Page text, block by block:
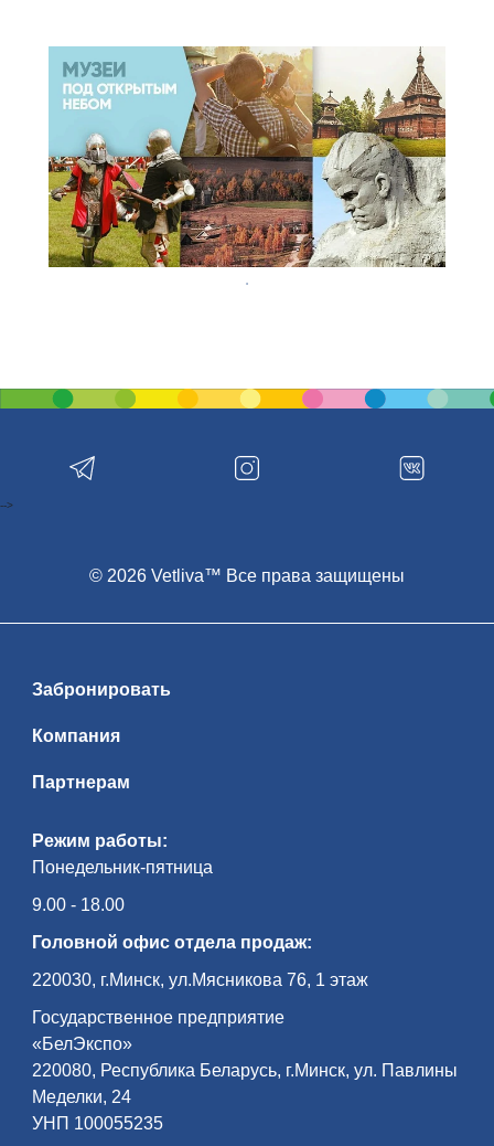
Режим работы:
Понедельник-пятница
9.00 - 18.00
Головной офис отдела продаж:
220030, г.Минск, ул.Мясникова 76, 1 этаж
Государственное предприятие
«БелЭкспо»
220080, Республика Беларусь, г.Минск, ул. Павлины
Меделки, 24
УНП 100055235
Забронировать
Компания
Партнерам
© 2026 Vetliva™ Все права защищены
-->